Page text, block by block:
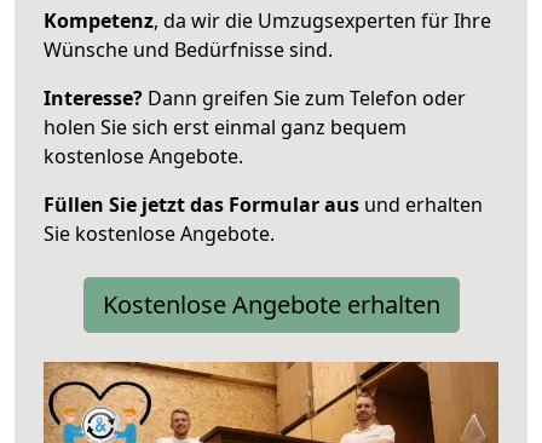
Kompetenz, da wir die Umzugsexperten für Ihre
Wünsche und Bedürfnisse sind.
Interesse? Dann greifen Sie zum Telefon oder
holen Sie sich erst einmal ganz bequem
kostenlose Angebote.
Füllen Sie jetzt das Formular aus und erhalten
Sie kostenlose Angebote.
Kostenlose Angebote erhalten